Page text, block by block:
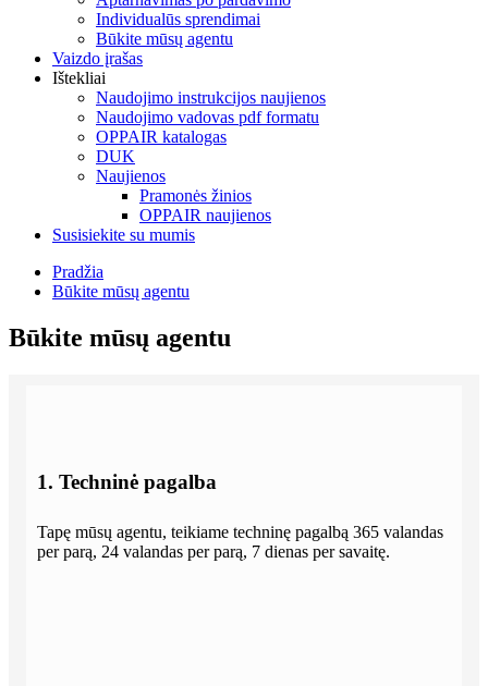
Individualūs sprendimai
Būkite mūsų agentu
Vaizdo įrašas
Ištekliai
Naudojimo instrukcijos naujienos
Naudojimo vadovas pdf formatu
OPPAIR katalogas
DUK
Naujienos
Pramonės žinios
OPPAIR naujienos
Susisiekite su mumis
Pradžia
Būkite mūsų agentu
Būkite mūsų agentu
1. Techninė pagalba
Tapę mūsų agentu, teikiame techninę pagalbą 365 valandas
per parą, 24 valandas per parą, 7 dienas per savaitę.